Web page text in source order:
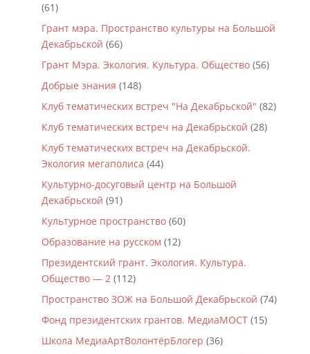
(61)
Грант мэра. Пространство культуры на Большой
Декабрьской (66)
Грант Мэра. Экология. Культура. Общество(56)
Добрые знания (148)
Клуб тематических встреч "На Декабрьской" (82)
Клуб тематических встреч на Декабрьской (28)
Клуб тематических встреч на Декабрьской.
Экология мегаполиса (44)
Культурно-досуговый центр на Большой
Декабрьской (91)
Культурное пространство(60)
Образование на русском (12)
Президентский грант. Экология. Культура.
Общество — 2(112)
Пространство ЗОЖ на Большой Декабрьской (74)
Фонд президентских грантов. МедиаМОСТ(15)
Школа МедиаАртВолонтёрБлогер (36)